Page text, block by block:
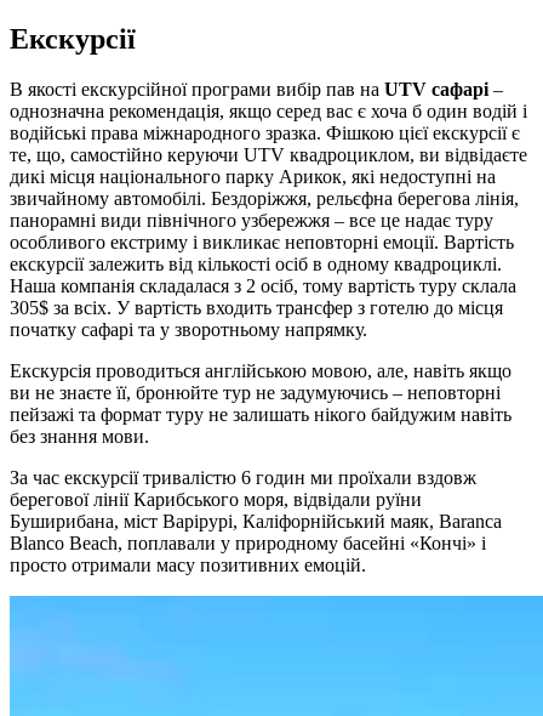
Екскурсії
В якості екскурсійної програми вибір пав на UTV сафарі–
однозначна рекомендація, якщо серед вас є хоча б один водій і
водійські права міжнародного зразка. Фішкою цієї екскурсії є
те, що, самостійно керуючи UTV квадроциклом, ви відвідаєте
дикі місця національного парку Арикок, які недоступні на
звичайному автомобілі. Бездоріжжя, рельєфна берегова лінія,
панорамні види північного узбережжя – все це надає туру
особливого екстриму і викликає неповторні емоції. Вартість
екскурсії залежить від кількості осіб в одному квадроциклі.
Наша компанія складалася з 2 осіб, тому вартість туру склала
305$ за всіх. У вартість входить трансфер з готелю до місця
початку сафарі та у зворотньому напрямку.
Екскурсія проводиться англійською мовою, але, навіть якщо
ви не знаєте її, бронюйте тур не задумуючись – неповторні
пейзажі та формат туру не залишать нікого байдужим навіть
без знання мови.
За час екскурсії тривалістю 6 годин ми проїхали вздовж
берегової лінії Карибського моря, відвідали руїни
Буширибана, міст Варірурі, Каліфорнійський маяк, Baranca
Blanco Beach, поплавали у природному басейні «Кончі» і
просто отримали масу позитивних емоцій.